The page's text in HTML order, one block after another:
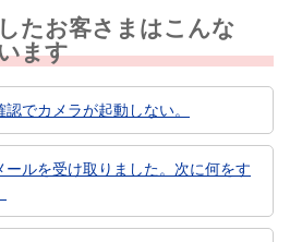
たお客さまはこんな
ます
でカメラが起動しない。
ールを受け取りました。次に何をす